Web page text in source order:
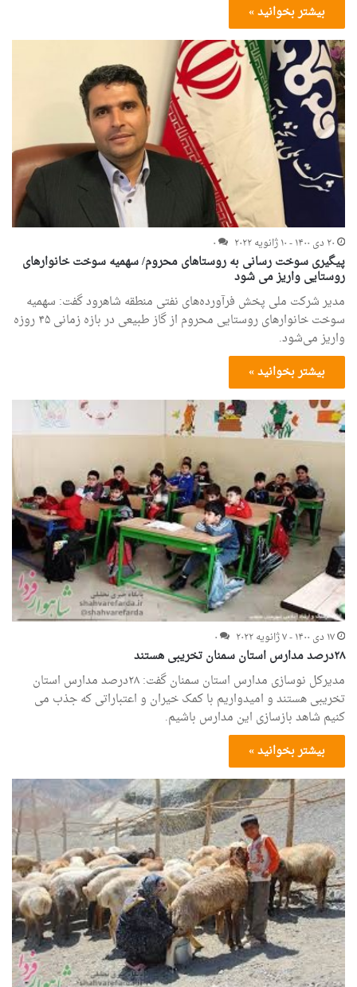
بیشتر بخوانید »
۲۰ دی ۱۴۰۰ - ۱۰ ژانویه ۲۰۲۲ ۰
پیگیری سوخت رسانی به روستاهای محروم/ سهمیه سوخت خانوارهای
روستایی واریز می شود
مدیر شرکت‌ ملی پخش فرآورده‌های نفتی منطقه شاهرود گفت: سهمیه
سوخت خانوارهای روستایی محروم از گاز طبیعی در بازه زمانی ۴۵ روزه
واریز می‌شود.
بیشتر بخوانید »
۱۷ دی ۱۴۰۰ - ۷ ژانویه ۲۰۲۲ ۰
۲۸درصد مدارس استان سمنان تخریبی هستند
مدیرکل نوسازی مدارس استان سمنان گفت: ۲۸درصد مدارس استان
تخریبی هستند و امیدواریم با کمک خیران و اعتباراتی که جذب می
کنیم شاهد بازسازی این مدارس باشیم.
بیشتر بخوانید »